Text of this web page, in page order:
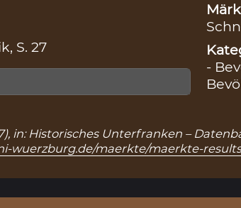
S. 27
-
in: Historisches Unterfranken –
wuerzburg.de/maerkte/maerkte-